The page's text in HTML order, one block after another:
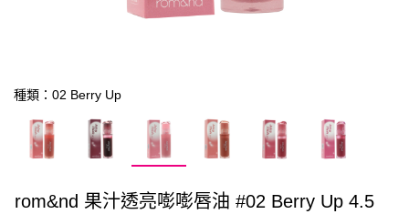
種類：02 Berry Up
rom&nd 果汁透亮嘭嘭唇油 #02 Berry Up 4.5